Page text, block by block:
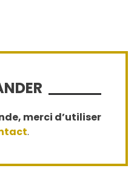
merci d’utiliser
.